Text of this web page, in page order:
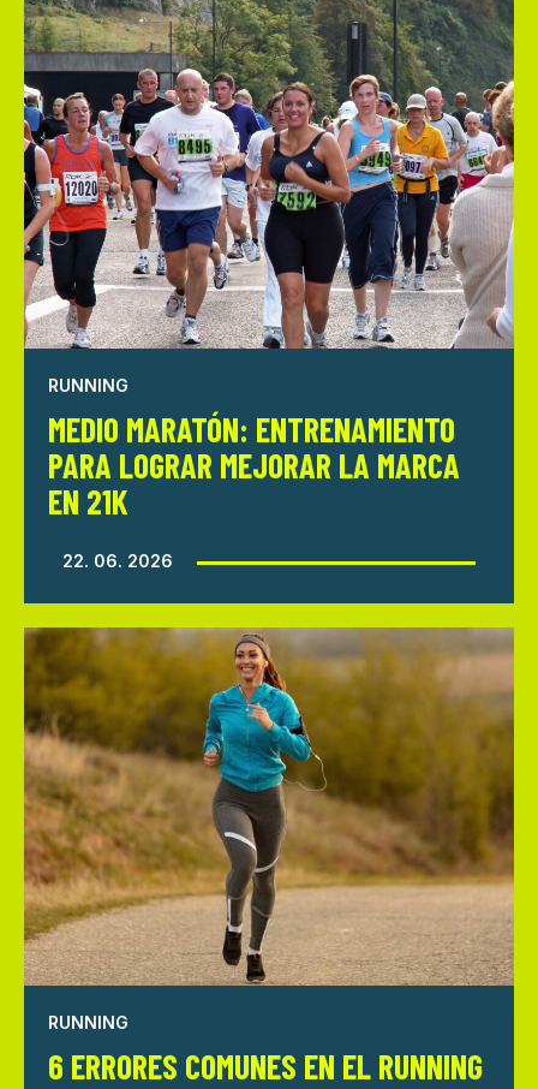
RUNNING
MEDIO MARATÓN: ENTRENAMIENTO
PARA LOGRAR MEJORAR LA MARCA
EN 21K
22. 06. 2026
RUNNING
6 ERRORES COMUNES EN EL RUNNING